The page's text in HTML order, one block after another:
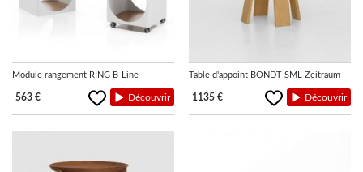
Module rangement RING B-Line
563 € Découvrir
Table d'appoint BONDT SML Zeitraum
1135 € Découvrir